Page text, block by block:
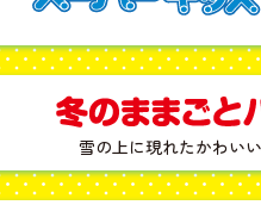
雪の上に現れたかわい